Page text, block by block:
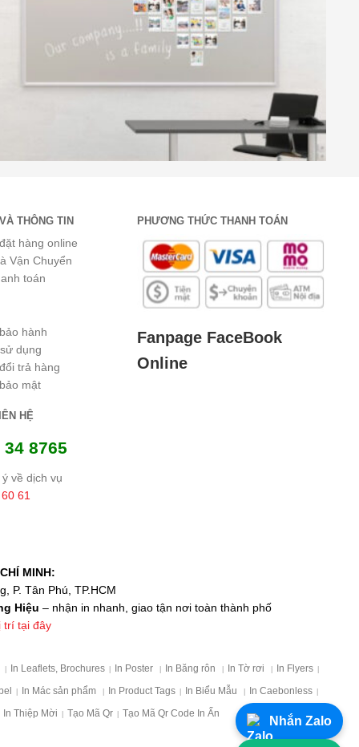
THÔNG TIN
hàng online
Vận Chuyển
toán
hành
dụng
trả hàng
mật
HỆ
34 8765
về dịch vụ
61
PHƯƠNG THỨC THANH TOÁN
Fanpage FaceBook
Online
MINH:
P. Tân Phú, TP.HCM
Hiệu – nhận in nhanh, giao tận nơi toàn thành phố
trí tại đây
In Leaflets, Brochures In Poster In Băng rôn In Tờ rơi In Flyers
In Mác sản phẩm In Product Tags In Biểu Mẫu In Caebonless
In Thiệp Mời Tạo Mã Qr Tạo Mã Qr Code In Ấn
Nhắn Zalo